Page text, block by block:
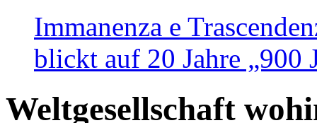
Immanenza e
blickt auf 20 Jahre „900
Weltgesellschaft